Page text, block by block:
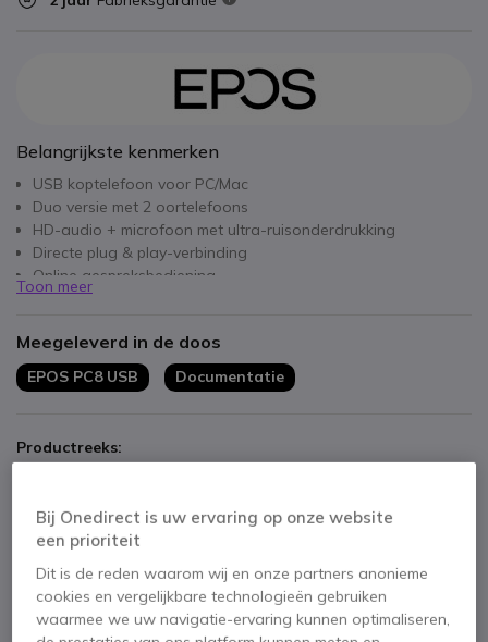
Belangrijkste kenmerken
USB koptelefoon voor PC/Mac
Duo versie met 2 oortelefoons
HD-audio + microfoon met ultra-ruisonderdrukking
Directe plug & play-verbinding
Online gespreksbediening
Kabellengte: 2m
Toon meer
Meegeleverd in de doos
EPOS PC8 USB Documentatie
Productreeks:
18,95 €
Bij Onedirect is uw ervaring op onze website
een prioriteit
Dit is de reden waarom wij en onze partners anonieme
cookies en vergelijkbare technologieën gebruiken
waarmee we uw navigatie-ervaring kunnen optimaliseren,